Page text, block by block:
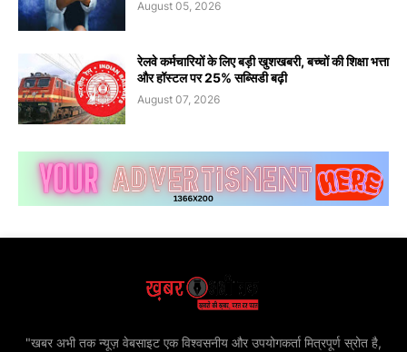
August 05, 2026
रेलवे कर्मचारियों के लिए बड़ी खुशखबरी, बच्चों की शिक्षा भत्ता
और हॉस्टल पर 25% सब्सिडी बढ़ी
August 07, 2026
"खबर अभी तक न्यूज़ वेबसाइट एक विश्वसनीय और उपयोगकर्ता मित्रपूर्ण स्रोत है,